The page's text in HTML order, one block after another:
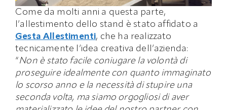
Come da molti anni a questa parte,
l’allestimento dello stand è stato affidato a
Gesta Allestimenti, che ha realizzato
tecnicamente l’idea creativa dell’azienda:
“Non è stato facile coniugare la volontà di
proseguire idealmente con quanto immaginato
lo scorso anno e la necessità di stupire una
seconda volta, ma siamo orgogliosi di aver